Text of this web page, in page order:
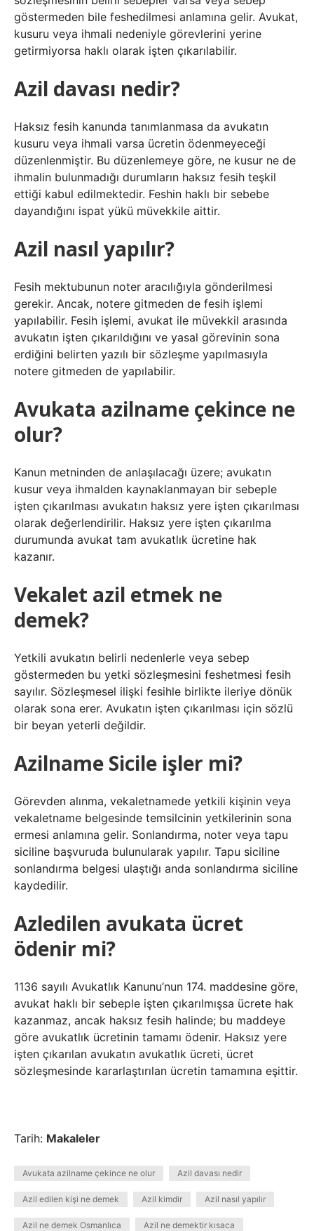
göstermeden bile feshedilmesi anlamına gelir. Avukat,
kusuru veya ihmali nedeniyle görevlerini yerine
getirmiyorsa haklı olarak işten çıkarılabilir.
Azil davası nedir?
Haksız fesih kanunda tanımlanmasa da avukatın
kusuru veya ihmali varsa ücretin ödenmeyeceği
düzenlenmiştir. Bu düzenlemeye göre, ne kusur ne de
ihmalin bulunmadığı durumların haksız fesih teşkil
ettiği kabul edilmektedir. Feshin haklı bir sebebe
dayandığını ispat yükü müvekkile aittir.
Azil nasıl yapılır?
Fesih mektubunun noter aracılığıyla gönderilmesi
gerekir. Ancak, notere gitmeden de fesih işlemi
yapılabilir. Fesih işlemi, avukat ile müvekkil arasında
avukatın işten çıkarıldığını ve yasal görevinin sona
erdiğini belirten yazılı bir sözleşme yapılmasıyla
notere gitmeden de yapılabilir.
Avukata azilname çekince ne
olur?
Kanun metninden de anlaşılacağı üzere; avukatın
kusur veya ihmalden kaynaklanmayan bir sebeple
işten çıkarılması avukatın haksız yere işten çıkarılması
olarak değerlendirilir. Haksız yere işten çıkarılma
durumunda avukat tam avukatlık ücretine hak
kazanır.
Vekalet azil etmek ne
demek?
Yetkili avukatın belirli nedenlerle veya sebep
göstermeden bu yetki sözleşmesini feshetmesi fesih
sayılır. Sözleşmesel ilişki fesihle birlikte ileriye dönük
olarak sona erer. Avukatın işten çıkarılması için sözlü
bir beyan yeterli değildir.
Azilname Sicile işler mi?
Görevden alınma, vekaletnamede yetkili kişinin veya
vekaletname belgesinde temsilcinin yetkilerinin sona
ermesi anlamına gelir. Sonlandırma, noter veya tapu
siciline başvuruda bulunularak yapılır. Tapu siciline
sonlandırma belgesi ulaştığı anda sonlandırma siciline
kaydedilir.
Azledilen avukata ücret
ödenir mi?
1136 sayılı Avukatlık Kanunu’nun 174. maddesine göre,
avukat haklı bir sebeple işten çıkarılmışsa ücrete hak
kazanmaz, ancak haksız fesih halinde; bu maddeye
göre avukatlık ücretinin tamamı ödenir. Haksız yere
işten çıkarılan avukatın avukatlık ücreti, ücret
sözleşmesinde kararlaştırılan ücretin tamamına eşittir.
Tarih: Makaleler
Avukata azilname çekince ne olur Azil davası nedir
Azil edilen kişi ne demek Azil kimdir Azil nasıl yapılır
Azil ne demek Osmanlıca Azil ne demektir kısaca